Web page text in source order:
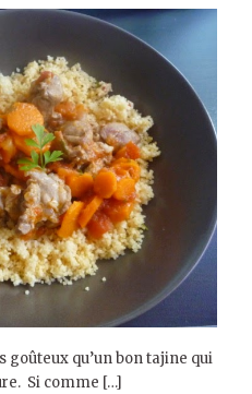
goûteux qu’un bon tajine qui
Si comme […]